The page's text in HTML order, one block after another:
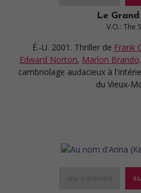
Le
V.O.: The
É.-U. 2001. Thriller de Frank
Edward Norton, Marlon Brando
cambriolage audacieux à
du Vieux-